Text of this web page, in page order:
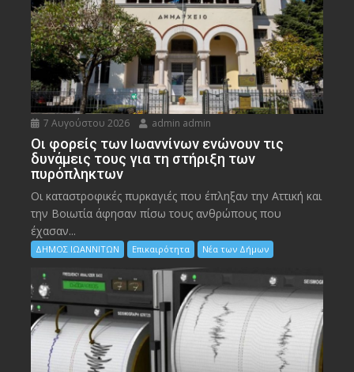
7 Αυγούστου 2026 admin admin
Οι φορείς των Ιωαννίνων ενώνουν τις
δυνάμεις τους για τη στήριξη των
πυρόπληκτων
Οι καταστροφικές πυρκαγιές που έπληξαν την Αττική και
την Bοιωτία άφησαν πίσω τους ανθρώπους που
έχασαν...
ΔΗΜΟΣ ΙΩΑΝΝΙΤΩΝ Επικαιρότητα Νέα των Δήμων